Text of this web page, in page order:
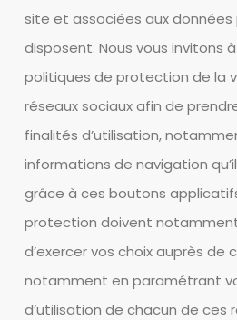
site et associées aux données
disposent. Nous vous invitons
politiques de protection de la
réseaux sociaux afin de
finalités d’utilisation,
informations de navigation
grâce à ces boutons
protection doivent
d’exercer vos choix auprès de
notamment en paramétrant
d’utilisation de chacun de ces